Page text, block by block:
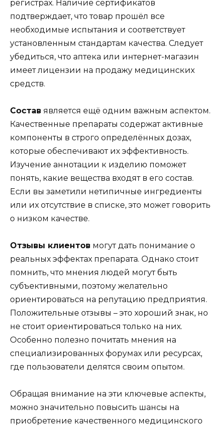
регистрах. Наличие сертификатов
подтверждает, что товар прошёл все
необходимые испытания и соответствует
установленным стандартам качества. Следует
убедиться, что аптека или интернет-магазин
имеет лицензии на продажу медицинских
средств.
Состав является ещё одним важным аспектом.
Качественные препараты содержат активные
компоненты в строго определённых дозах,
которые обеспечивают их эффективность.
Изучение аннотации к изделию поможет
понять, какие вещества входят в его состав.
Если вы заметили нетипичные ингредиенты
или их отсутствие в списке, это может говорить
о низком качестве.
Отзывы клиентов могут дать понимание о
реальных эффектах препарата. Однако стоит
помнить, что мнения людей могут быть
субъективными, поэтому желательно
ориентироваться на репутацию предприятия.
Положительные отзывы – это хороший знак, но
не стоит ориентироваться только на них.
Особенно полезно почитать мнения на
специализированных форумах или ресурсах,
где пользователи делятся своим опытом.
Обращая внимание на эти ключевые аспекты,
можно значительно повысить шансы на
приобретение качественного медицинского